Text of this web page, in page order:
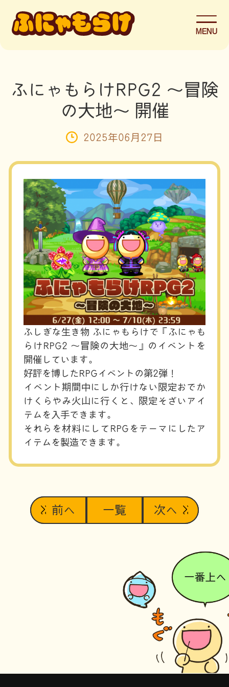
MENU
ふにゃもらけRPG2 〜冒険
の大地〜 開催
2025年06月27日
ふしぎな生き物 ふにゃもらけで『ふにゃも
らけRPG2 〜冒険の大地〜』のイベントを
開催しています。
好評を博したRPGイベントの第2弾！
イベント期間中にしか行けない限定おでか
けくらやみ火山に行くと、限定そざいアイ
テムを入手できます。
それらを材料にしてRPGをテーマにしたア
イテムを製造できます。
前へ 一覧 次へ